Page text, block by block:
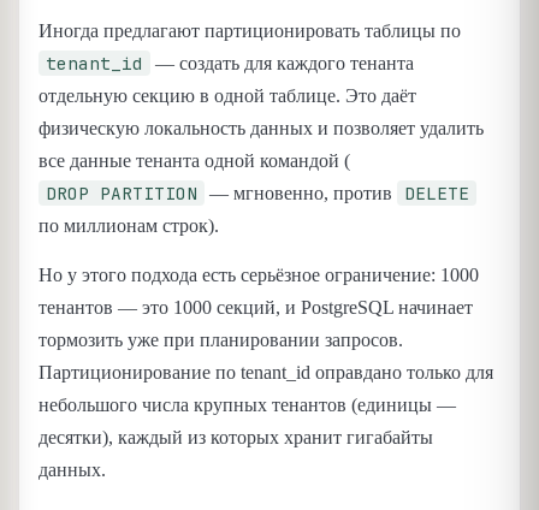
Иногда предлагают партиционировать таблицы по
tenant_id
— создать для каждого тенанта
отдельную секцию в одной таблице. Это даёт
физическую локальность данных и позволяет удалить
все данные тенанта одной командой (
DROP PARTITION — мгновенно, против DELETE
по миллионам строк).
Но у этого подхода есть серьёзное ограничение: 1000
тенантов — это 1000 секций, и PostgreSQL начинает
тормозить уже при планировании запросов.
Партиционирование по tenant_id оправдано только для
небольшого числа крупных тенантов (единицы —
десятки), каждый из которых хранит гигабайты
данных.